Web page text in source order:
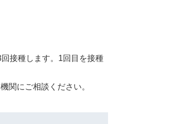
接種します。1回目を接種
関にご相談ください。